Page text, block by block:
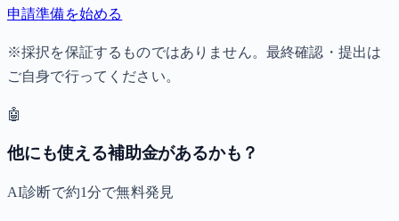
申請準備を始める
※採択を保証するものではありません。最終確認・提出は
ご自身で行ってください。
🤖
他にも使える補助金があるかも？
AI診断で約1分で無料発見